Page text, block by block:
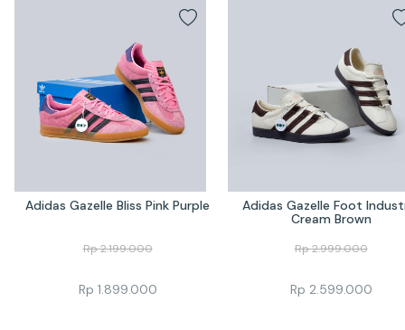
Adidas Gazelle Bliss Pink Purple
Rp2.199.000
Rp 1.899.000
Adidas Gazelle Foot
Cream Brown
Rp2.999.000
Rp 2.599.000